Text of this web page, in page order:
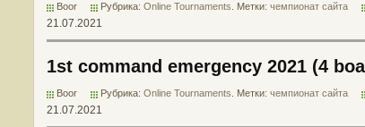
Boor Рубрика: Online Tournaments . Метки: чемпионат сайта
21.07.2021
1st command emergency 2021 (4
Boor Рубрика: Online Tournaments . Метки: чемпионат сайта
21.07.2021